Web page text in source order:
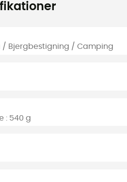
/ Bjergbestigning / Camping
: 540 g